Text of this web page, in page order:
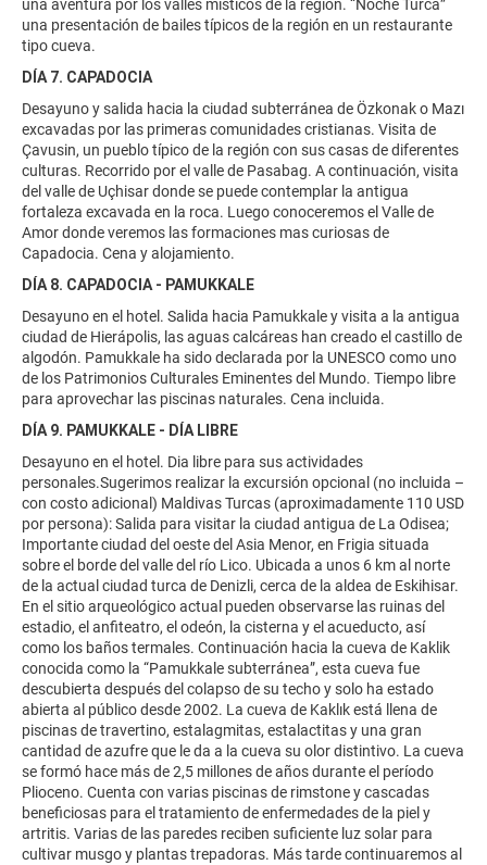
una aventura por los valles místicos de la región. “Noche Turca”
una presentación de bailes típicos de la región en un restaurante
tipo cueva.
DÍA 7. CAPADOCIA
Desayuno y salida hacia la ciudad subterránea de Özkonak o Mazı
excavadas por las primeras comunidades cristianas. Visita de
Çavusin, un pueblo típico de la región con sus casas de diferentes
culturas. Recorrido por el valle de Pasabag. A continuación, visita
del valle de Uçhisar donde se puede contemplar la antigua
fortaleza excavada en la roca. Luego conoceremos el Valle de
Amor donde veremos las formaciones mas curiosas de
Capadocia. Cena y alojamiento.
DÍA 8. CAPADOCIA - PAMUKKALE
Desayuno en el hotel. Salida hacia Pamukkale y visita a la antigua
ciudad de Hierápolis, las aguas calcáreas han creado el castillo de
algodón. Pamukkale ha sido declarada por la UNESCO como uno
de los Patrimonios Culturales Eminentes del Mundo. Tiempo libre
para aprovechar las piscinas naturales. Cena incluida.
DÍA 9. PAMUKKALE - DÍA LIBRE
Desayuno en el hotel. Dia libre para sus actividades
personales.Sugerimos realizar la excursión opcional (no incluida –
con costo adicional) Maldivas Turcas (aproximadamente 110 USD
por persona): Salida para visitar la ciudad antigua de La Odisea;
Importante ciudad del oeste del Asia Menor, en Frigia situada
sobre el borde del valle del río Lico. Ubicada a unos 6 km al norte
de la actual ciudad turca de Denizli, cerca de la aldea de Eskihisar.
En el sitio arqueológico actual pueden observarse las ruinas del
estadio, el anfiteatro, el odeón, la cisterna y el acueducto, así
como los baños termales. Continuación hacia la cueva de Kaklik
conocida como la “Pamukkale subterránea”, esta cueva fue
descubierta después del colapso de su techo y solo ha estado
abierta al público desde 2002. La cueva de Kaklık está llena de
piscinas de travertino, estalagmitas, estalactitas y una gran
cantidad de azufre que le da a la cueva su olor distintivo. La cueva
se formó hace más de 2,5 millones de años durante el período
Plioceno. Cuenta con varias piscinas de rimstone y cascadas
beneficiosas para el tratamiento de enfermedades de la piel y
artritis. Varias de las paredes reciben suficiente luz solar para
cultivar musgo y plantas trepadoras. Más tarde continuaremos al